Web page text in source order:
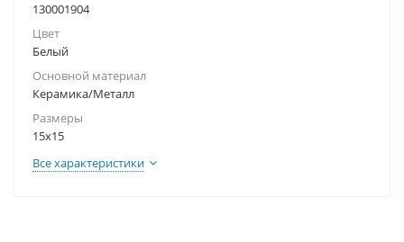
130001904
Цвет
Белый
Основной материал
Керамика/Металл
Размеры
15х15
Все характеристики